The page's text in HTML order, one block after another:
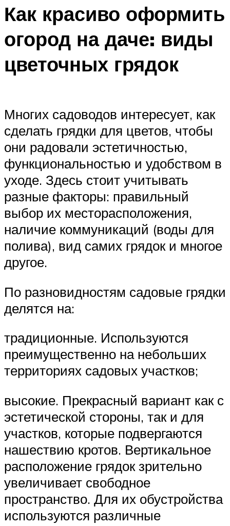
Как красиво оформить
огород на даче: виды
цветочных грядок
Многих садоводов интересует, как
сделать грядки для цветов, чтобы
они радовали эстетичностью,
функциональностью и удобством в
уходе. Здесь стоит учитывать
разные факторы: правильный
выбор их месторасположения,
наличие коммуникаций (воды для
полива), вид самих грядок и многое
другое.
По разновидностям садовые грядки
делятся на:
традиционные. Используются
преимущественно на небольших
территориях садовых участков;
высокие. Прекрасный вариант как с
эстетической стороны, так и для
участков, которые подвергаются
нашествию кротов. Вертикальное
расположение грядок зрительно
увеличивает свободное
пространство. Для их обустройства
используются различные